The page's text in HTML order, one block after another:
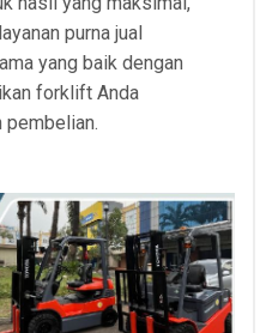
purna jual
yang baik dengan
forklift Anda
pembelian.